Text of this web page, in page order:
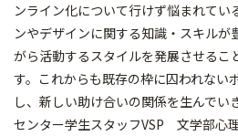
ンライン化について行けず悩まれてい
ンやデザインに関する知識・スキルが
がら活動するスタイルを発展させるこ
す。これからも既存の枠に囚われない
し、新しい助け合いの関係を生んでい
センター学生スタッフVSP 文学部心